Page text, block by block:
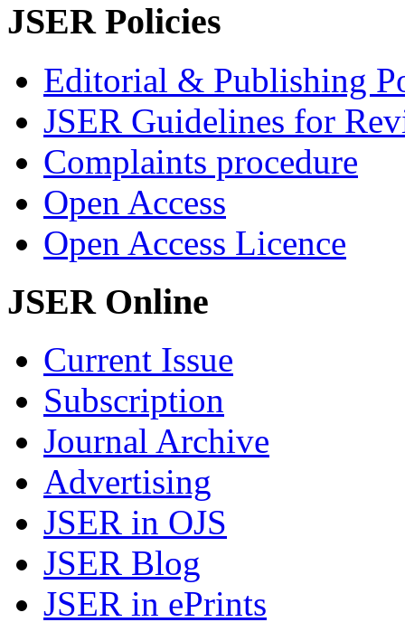
JSER Policies
Editorial & Publishing
JSER Guidelines for
Complaints procedure
Open Access
Open Access Licence
JSER Online
Current Issue
Subscription
Journal Archive
Advertising
JSER in OJS
JSER Blog
JSER in ePrints